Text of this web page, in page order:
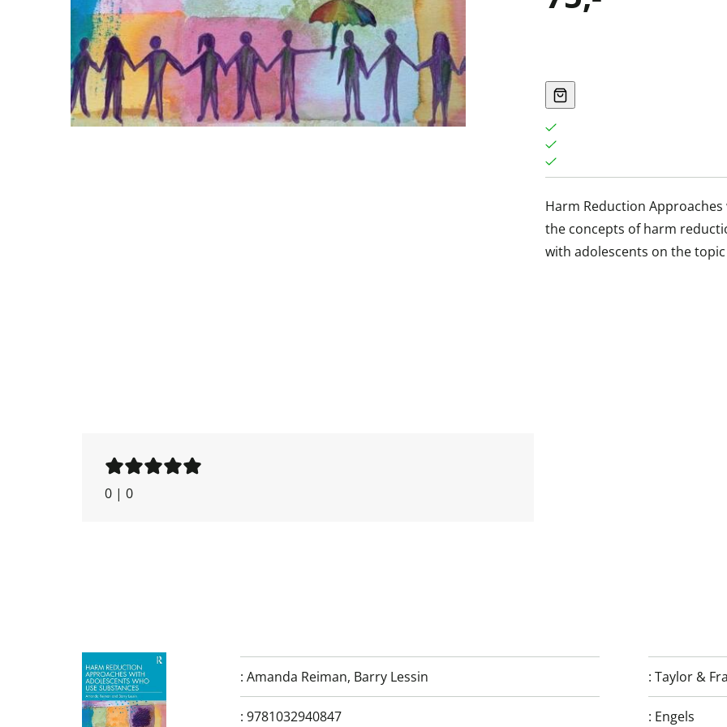
Harm Reduction
the concepts of harm
with adolescents on the
0 | 0
: Amanda Reiman, Barry Lessin :Taylor &
: 9781032940847 : Engels